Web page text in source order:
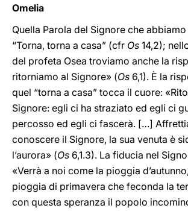
Omelia
Quella Parola del Signore che
“Torna, torna a casa” (cfr Os 14,2);
del profeta Osea troviamo anche la
ritorniamo al Signore» (Os 6,1). È la
quel “torna a casa” tocca il cuore:
Signore: egli ci ha straziato ed egli ci
percosso ed egli ci fascerà. […]
conoscere il Signore, la sua venuta è
l’aurora» (Os 6,1.3). La fiducia nel
«Verrà a noi come la pioggia
pioggia di primavera che feconda la
con questa speranza il popolo